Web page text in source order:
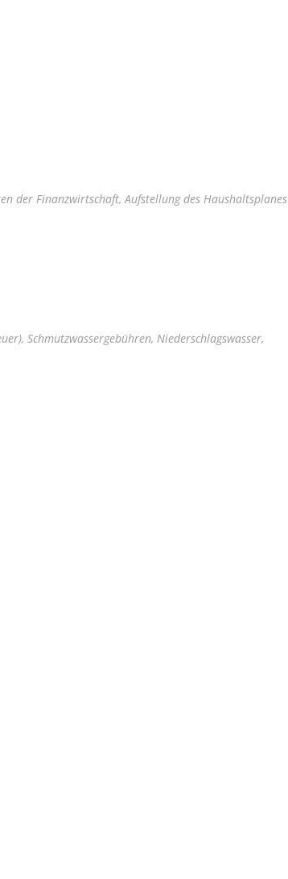
der Finanzwirtschaft, Aufstellung des Haushaltsplanes
Schmutzwassergebühren, Niederschlagswasser,